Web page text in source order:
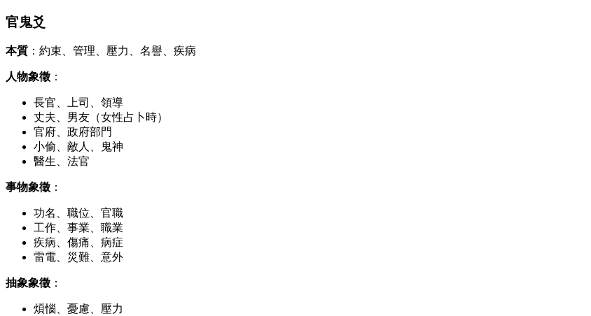
官鬼爻
本質 ：約束、管理、壓力、名譽、疾病
人物象徵 ：
長官、上司、領導
丈夫、男友（女性占卜時）
官府、政府部門
小偷、敵人、鬼神
醫生、法官
事物象徵 ：
功名、職位、官職
工作、事業、職業
疾病、傷痛、病症
雷電、災難、意外
抽象象徵 ：
煩惱、憂慮、壓力